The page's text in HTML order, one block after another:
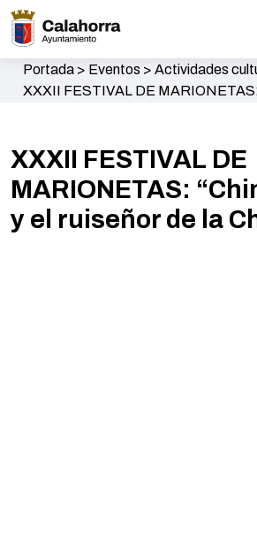
Portada> Eventos > Actividades
XXXII FESTIVAL DE MARIONETAS:
XXXII FESTIVAL DE
MARIONETAS:
y el ruiseñor de la